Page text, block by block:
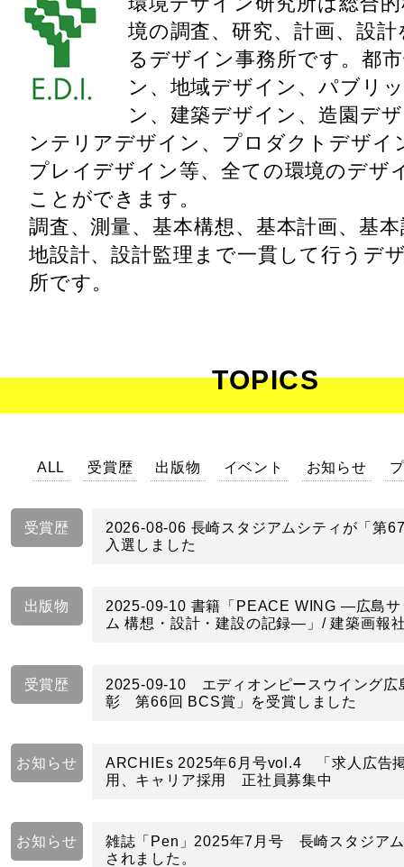
境の調査、研究、計画、設
るデザイン事務所です。都
ン、地域デザイン、パブリ
ン、建築デザイン、造園デ
ンテリアデザイン、プロダクトデザイ
プレイデザイン等、全ての環境のデザ
ことができます。
調査、測量、基本構想、基本計画、基
地設計、設計監理まで一貫して行うデ
所です。
TOPICS
ALL 受賞歴 出版物 イベント お知らせ
受賞歴
2026-08-06 長崎スタジアムシティが「第
入選しました
出版物
2025-09-10 書籍「PEACE WING ―広島サ
ム 構想・設計・建設の記録―」/ 建築画報
受賞歴
2025-09-10 エディオンピースウイング広
彰 第66回 BCS賞」を受賞しました
お知らせ
ARCHIEs 2025年6月号vol.4 「求人広告
用、キャリア採用 正社員募集中
お知らせ
雑誌「Pen」2025年7月号 長崎スタジア
されました。